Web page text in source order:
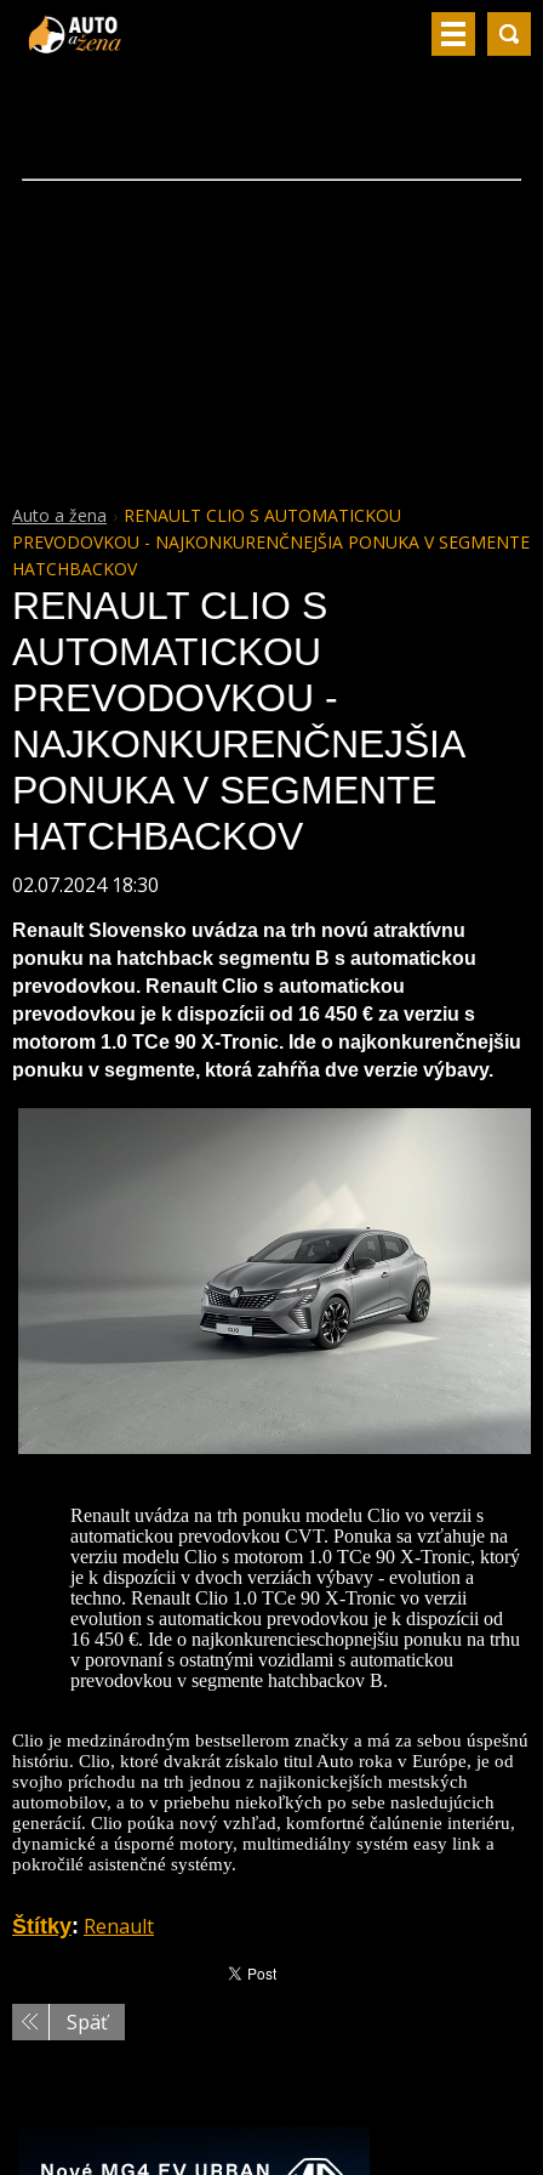
Auto a žena
RENAULT CLIO S AUTOMATICKOU
PREVODOVKOU - NAJKONKURENČNEJŠIA PONUKA V SEGMENTE
HATCHBACKOV
RENAULT CLIO S
AUTOMATICKOU
PREVODOVKOU -
NAJKONKURENČNEJŠIA
PONUKA V SEGMENTE
HATCHBACKOV
02.07.2024 18:30
Renault Slovensko uvádza na trh novú atraktívnu
ponuku na hatchback segmentu B s automatickou
prevodovkou. Renault Clio s automatickou
prevodovkou je k dispozícii od 16 450 € za verziu s
motorom 1.0 TCe 90 X-Tronic. Ide o najkonkurenčnejšiu
ponuku v segmente, ktorá zahŕňa dve verzie výbavy.
Renault uvádza na trh ponuku modelu Clio vo verzii s
automatickou prevodovkou CVT. Ponuka sa vzťahuje na
verziu modelu Clio s motorom 1.0 TCe 90 X-Tronic, ktorý
je k dispozícii v dvoch verziách výbavy - evolution a
techno. Renault Clio 1.0 TCe 90 X-Tronic vo verzii
evolution s automatickou prevodovkou je k dispozícii od
16 450 €. Ide o najkonkurencieschopnejšiu ponuku na trhu
v porovnaní s ostatnými vozidlami s automatickou
prevodovkou v segmente hatchbackov B.
Clio je medzinárodným bestsellerom značky a má za sebou úspešnú
históriu. Clio, ktoré dvakrát získalo titul Auto roka v Európe, je od
svojho príchodu na trh jednou z najikonickejších mestských
automobilov, a to v priebehu niekoľkých po sebe nasledujúcich
generácií. Clio poúka nový vzhľad, komfortné čalúnenie interiéru,
dynamické a úsporné motory, multimediálny systém easy link a
pokročilé asistenčné systémy.
Štítky: Renault
Späť